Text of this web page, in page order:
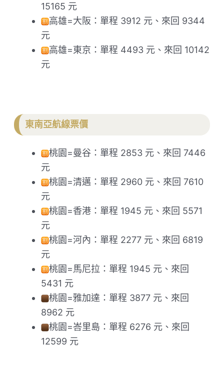
15165 元
高雄=大阪：單程 3912 元、來回 9344
元
高雄=東京：單程 4493 元、來回 10142
元
東南亞航線票價
桃園=曼谷：單程 2853 元、來回 7446
元
桃園=清邁：單程 2960 元、來回 7610
元
桃園=香港：單程 1945 元、來回 5571
元
桃園=河內：單程 2277 元、來回 6819
元
桃園=馬尼拉：單程 1945 元、來回
5431 元
桃園=雅加達：單程 3877 元、來回
8962 元
桃園=峇里島：單程 6276 元、來回
12599 元